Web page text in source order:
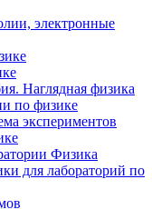
электронные
Наглядная физика
по физике
экспериментов
Физика
для лабораторий по